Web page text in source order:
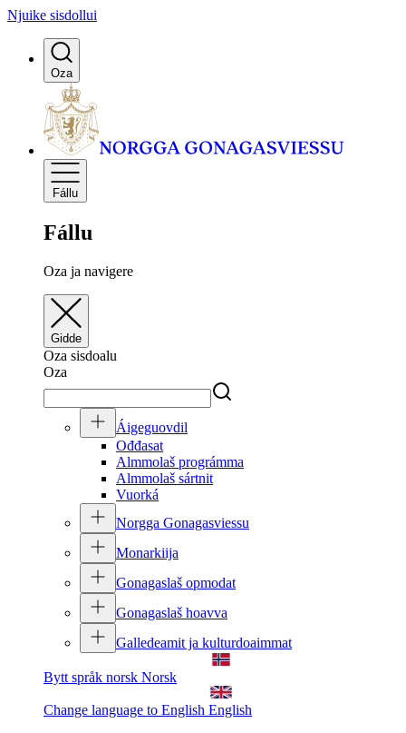
Njuike sisdollui
Oza
Fállu
Fállu
Oza ja navigere
Gidde
Oza sisdoalu
Oza
Áigeguovdil
Ođđasat
Almmolaš prográmma
Almmolaš sártnit
Vuorká
Norgga Gonagasviessu
Monarkiija
Gonagaslaš opmodat
Gonagaslaš hoavva
Galledeamit ja kulturdoaimmat
Bytt språk norsk Norsk
Change language to English English